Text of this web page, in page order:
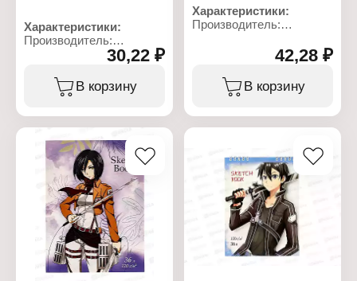
Характеристики:
Производитель:
Тип товара: Блокнот
Вариация: скетчбук
Линовка: без линовки
Материал обложки:
картон
Тип скрепления: на
гребне
Плотность обложки: 230-
250 гр/кв.м
Материал блока: офсет
Плотность бумаги: 100 г/
кв.м
30,22 ₽
В корзину
Характеристики:
Производитель:
Артикул: Бг36/4
Тип товара: Блокнот
Дизайн: "Авто"
Формат: А5
Вариация: скетчбук
картон
Тип скрепления: на
спирали
42,28 ₽
В корзину